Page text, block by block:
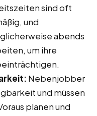
sind oft
und
abends
um ihre
Nebenjobber
und müssen
planen und